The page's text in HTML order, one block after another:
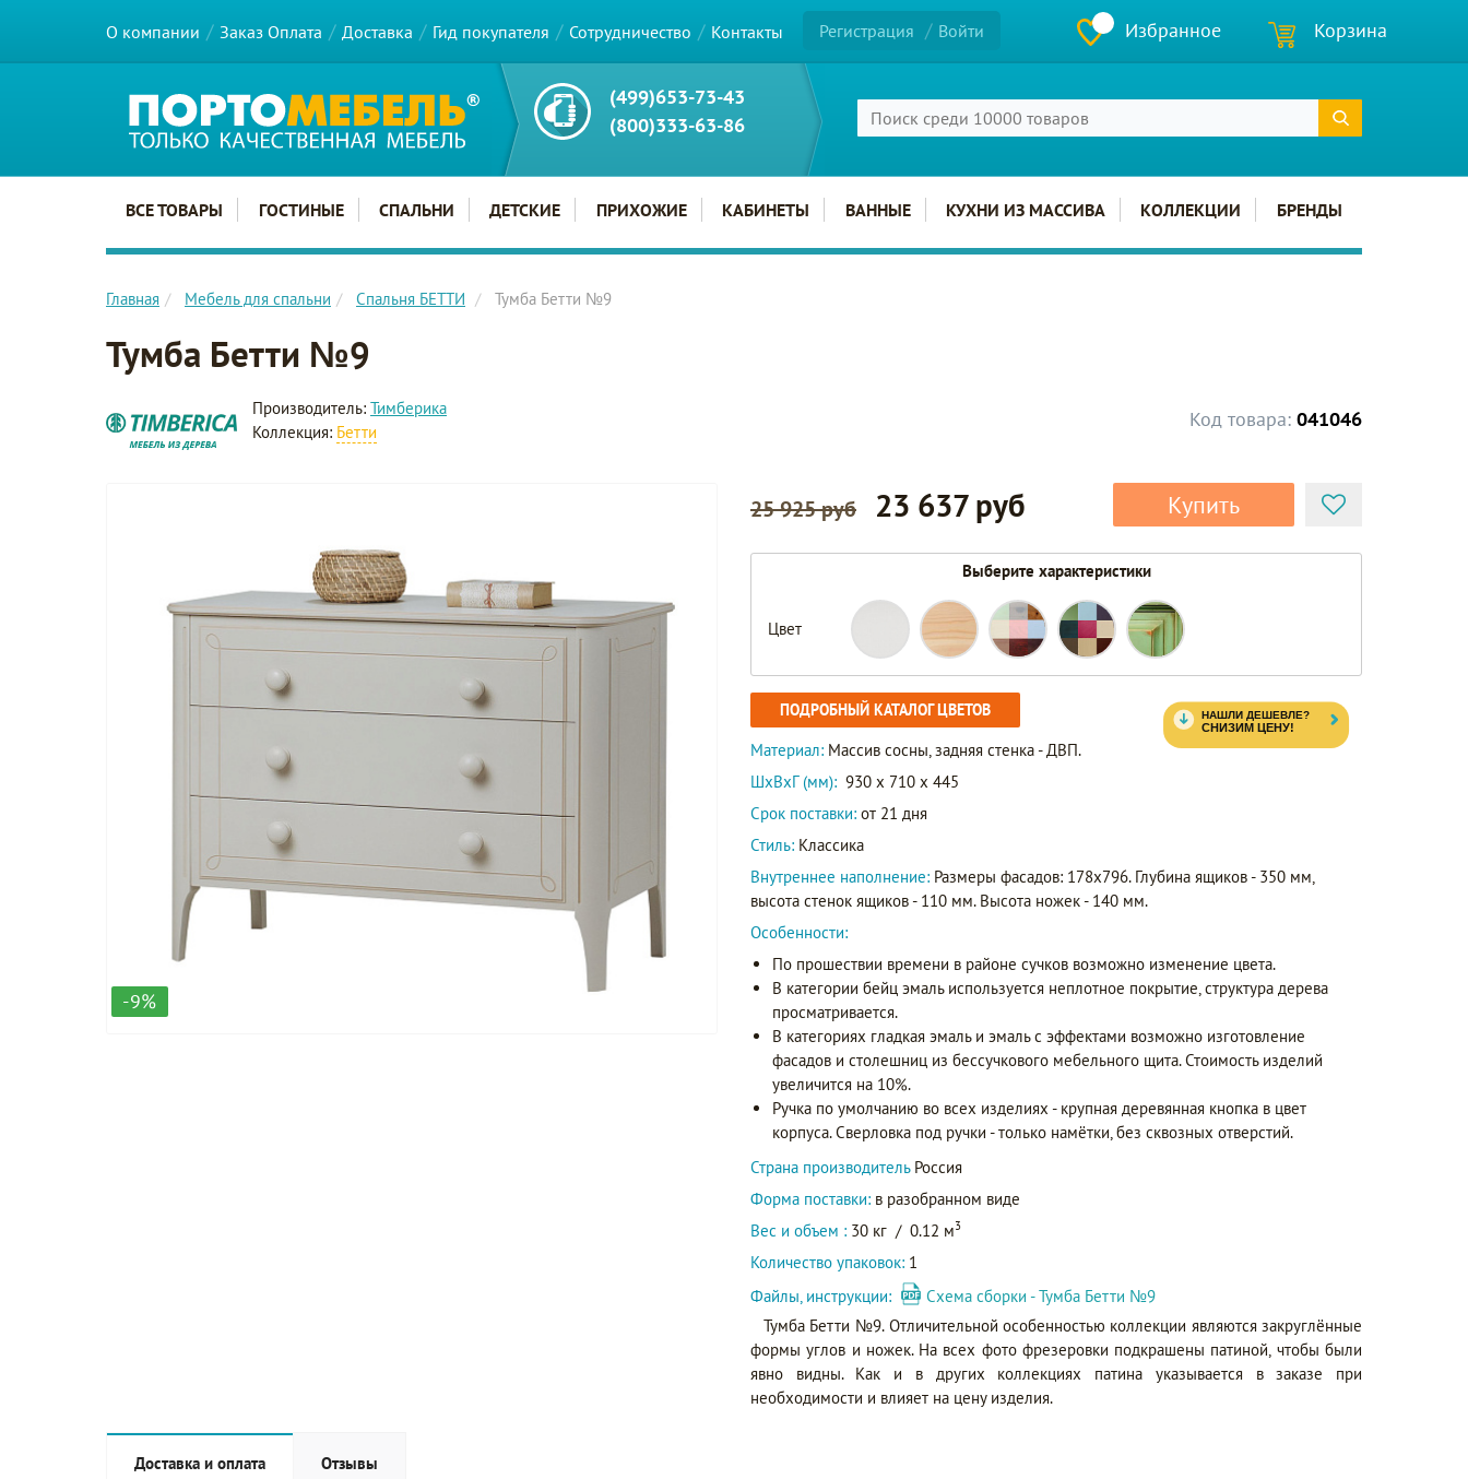
О компании Заказ Оплата Доставка Гид покупателя Сотрудничество Контакты Регистрация Войти Избранное Корзина
(499)653-73-43
(800)333-63-86
Главное меню сайта
ВСЕ ТОВАРЫ ГОСТИНЫЕ СПАЛЬНИ ДЕТСКИЕ ПРИХОЖИЕ КАБИНЕТЫ ВАННЫЕ КУХНИ ИЗ МАССИВА КОЛЛЕКЦИИ БРЕНДЫ
Главная Мебель для спальни Спальня БЕТТИ Тумба Бетти №9
Тумба Бетти №9
Код товара: 041046
Производитель: Тимберика
Коллекция: Бетти
-9%
25 925 руб 23 637 руб Купить
Выберите характеристики
Цвет
ПОДРОБНЫЙ КАТАЛОГ ЦВЕТОВ
Материал: Массив сосны, задняя стенка - ДВП.
ШxВxГ (мм): 930 x 710 x 445
Срок поставки: от 21 дня
Стиль: Классика
Внутреннее наполнение: Размеры фасадов: 178х796. Глубина ящиков - 350 мм,
высота стенок ящиков - 110 мм. Высота ножек - 140 мм.
Особенности:
По прошествии времени в районе сучков возможно изменение цвета.
В категории бейц эмаль используется неплотное покрытие, структура дерева
просматривается.
В категориях гладкая эмаль и эмаль с эффектами возможно изготовление
фасадов и столешниц из бессучкового мебельного щита. Стоимость изделий
увеличится на 10%.
Ручка по умолчанию во всех изделиях - крупная деревянная кнопка в цвет
корпуса. Сверловка под ручки - только намётки, без сквозных отверстий.
Страна производитель Россия
Форма поставки: в разобранном виде
Вес и объем : 30 кг / 0.12 м3
Количество упаковок: 1
Файлы, инструкции:
Схема сборки - Тумба Бетти №9
Тумба Бетти №9. Отличительной особенностью коллекции являются закруглённые
формы углов и ножек. На всех фото фрезеровки подкрашены патиной, чтобы были
явно видны. Как и в других коллекциях патина указывается в заказе при
необходимости и влияет на цену изделия.
Доставка и оплата Отзывы